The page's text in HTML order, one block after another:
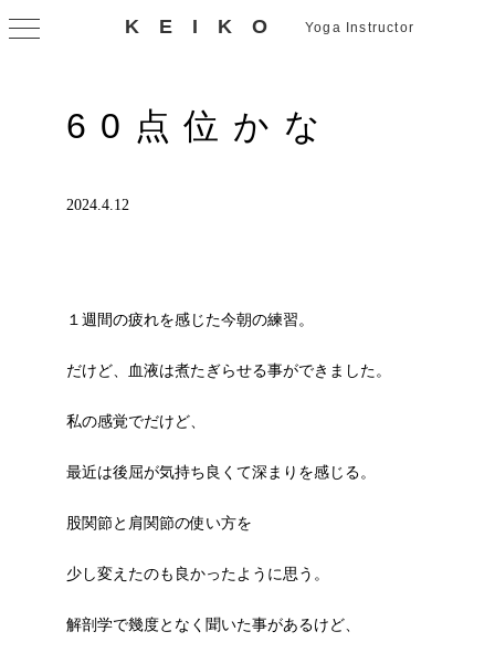
KEIKO Yoga Instructor
60点位かな
2024.4.12
１週間の疲れを感じた今朝の練習。
だけど、血液は煮たぎらせる事ができました。
私の感覚でだけど、
最近は後屈が気持ち良くて深まりを感じる。
股関節と肩関節の使い方を
少し変えたのも良かったように思う。
解剖学で幾度となく聞いた事があるけど、